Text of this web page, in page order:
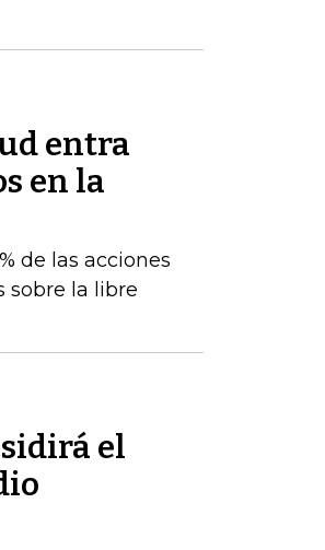
entra
en la
de las acciones
sobre la libre
el